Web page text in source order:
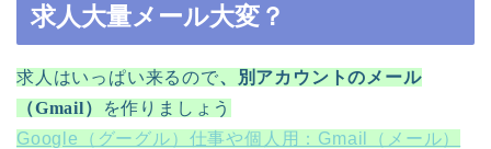
求人大量メール大変？
求人はいっぱい来るので、別アカウントのメール
（Gmail）
を作りましょう
Google（グーグル）仕事や個人用：Gmail（メール）